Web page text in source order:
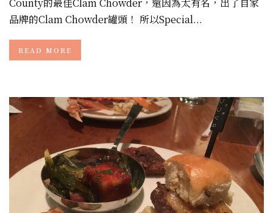
品牌的Clam Chowder罐頭！ 所以Special...
READ MORE